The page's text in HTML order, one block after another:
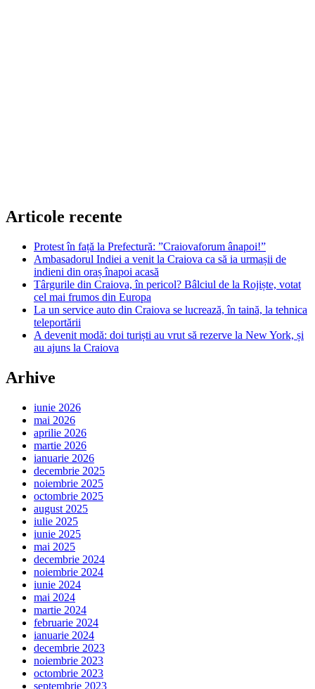
Articole recente
Protest în față la Prefectură: ”Craiovaforum ânapoi!”
Ambasadorul Indiei a venit la Craiova ca să ia urmașii de
indieni din oraș înapoi acasă
Târgurile din Craiova, în pericol? Bâlciul de la Rojiște, votat
cel mai frumos din Europa
La un service auto din Craiova se lucrează, în taină, la tehnica
teleportării
A devenit modă: doi turiști au vrut să rezerve la New York, și
au ajuns la Craiova
Arhive
iunie 2026
mai 2026
aprilie 2026
martie 2026
ianuarie 2026
decembrie 2025
noiembrie 2025
octombrie 2025
august 2025
iulie 2025
iunie 2025
mai 2025
decembrie 2024
noiembrie 2024
iunie 2024
mai 2024
martie 2024
februarie 2024
ianuarie 2024
decembrie 2023
noiembrie 2023
octombrie 2023
septembrie 2023